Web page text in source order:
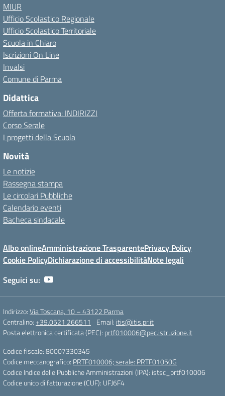
MIUR
Ufficio Scolastico Regionale
Ufficio Scolastico Territoriale
Scuola in Chiaro
Iscrizioni On Line
Invalsi
Comune di Parma
Didattica
Offerta formativa: INDIRIZZI
Corso Serale
I progetti della Scuola
Novità
Le notizie
Rassegna stampa
Le circolari Pubbliche
Calendario eventi
Bacheca sindacale
Albo onlineAmministrazione TrasparentePrivacy Policy
Cookie PolicyDichiarazione di accessibilitàNote legali
Seguici su:
Indirizzo:Via Toscana, 10 – 43122 Parma
Centralino:+39.0521.266511 Email: itis@itis.pr.it
Posta elettronica certificata (PEC): prtf010006@pec.istruzione.it
Codice fiscale: 80007330345
Codice meccanografico: PRTF010006; serale: PRTF01050G
Codice Indice delle Pubbliche Amministrazioni (IPA): istsc_prtf010006
Codice unico di fatturazione (CUF): UFJ6F4